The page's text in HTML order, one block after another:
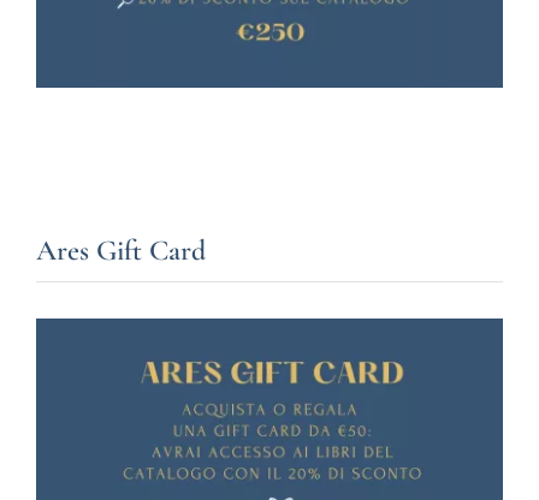
Ares Gift Card